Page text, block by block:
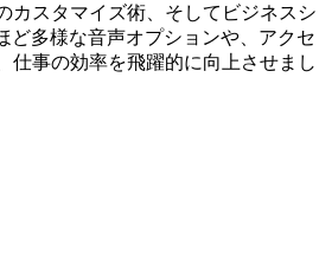
カスタマイズ術、そしてビジネスシ
ど多様な音声オプションや、アクセ
仕事の効率を飛躍的に向上させまし